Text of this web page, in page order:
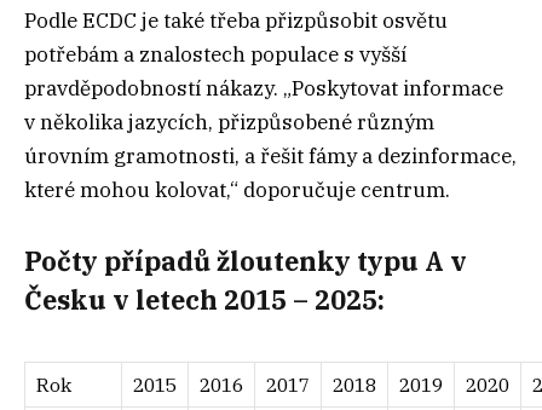
Podle ECDC je také třeba přizpůsobit osvětu
potřebám a znalostech populace s vyšší
pravděpodobností nákazy. „Poskytovat informace
v několika jazycích, přizpůsobené různým
úrovním gramotnosti, a řešit fámy a dezinformace,
které mohou kolovat,“ doporučuje centrum.
Počty případů žloutenky typu A v
Česku v letech 2015 – 2025:
Rok 2015 2016 2017 2018 2019 2020